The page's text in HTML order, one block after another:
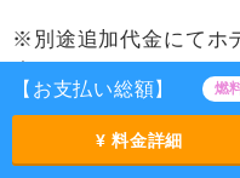
【お支払い総額】 燃
¥ 料金詳細
※別途追加代金にてホ
※送迎ドライバーは日
※空港・ホテル等での
ん。